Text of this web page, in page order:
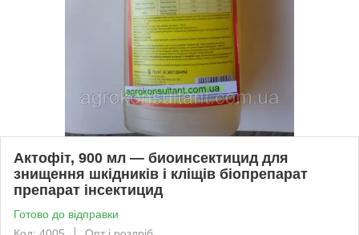
Актофіт, 900 мл — биоинсектицид для
знищення шкідників і кліщів біопрепарат
препарат інсектицид
Готово до відправки